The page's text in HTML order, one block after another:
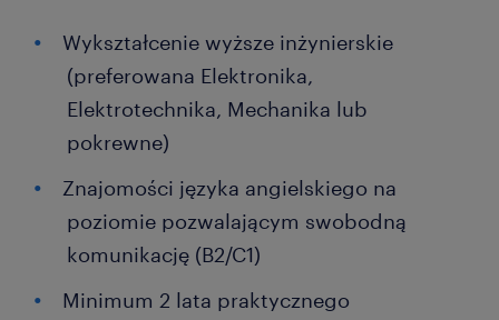
Wykształcenie wyższe inżynierskie
(preferowana Elektronika,
Elektrotechnika, Mechanika lub
pokrewne)
Znajomości języka angielskiego na
poziomie pozwalającym swobodną
komunikację (B2/C1)
Minimum 2 lata praktycznego